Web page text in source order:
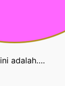
adalah….